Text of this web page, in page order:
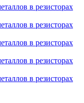
в резисторах
в резисторах
в резисторах
в резисторах
в резисторах